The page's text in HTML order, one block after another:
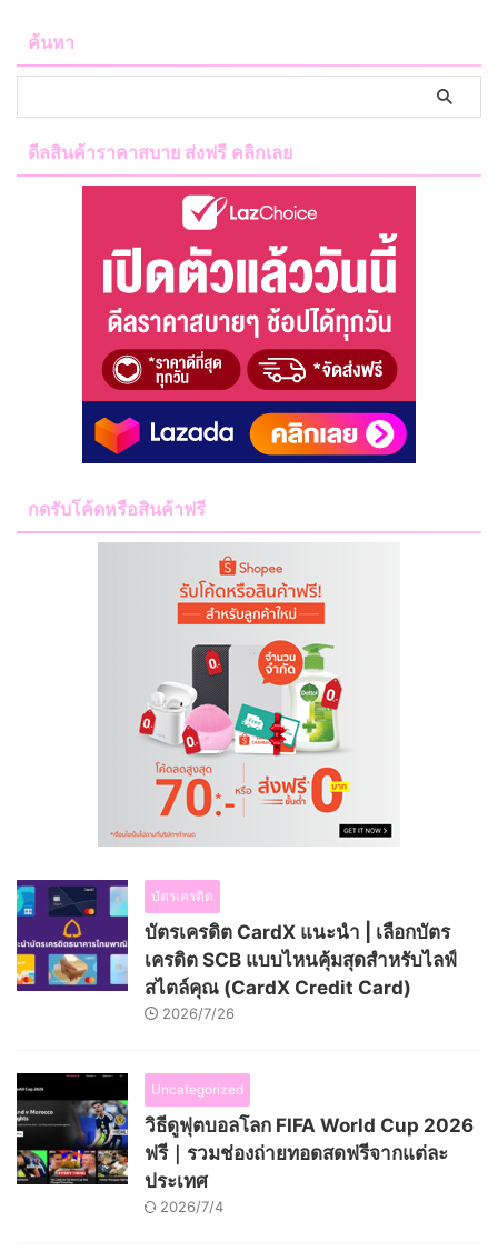
ค้นหา
ดีลสินค้าราคาสบาย ส่งฟรี คลิกเลย
กดรับโค้ดหรือสินค้าฟรี
บัตรเครดิต
บัตรเครดิต CardX แนะนำ | เลือกบัตร
เครดิต SCB แบบไหนคุ้มสุดสำหรับไลฟ์
สไตล์คุณ (CardX Credit Card)
2026/7/26
Uncategorized
วิธีดูฟุตบอลโลก FIFA World Cup 2026
ฟรี｜รวมช่องถ่ายทอดสดฟรีจากแต่ละ
ประเทศ
2026/7/4